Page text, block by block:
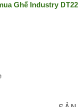
Ghế Industry